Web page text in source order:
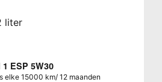
liter
1 ESP 5W30
elke 15000 km/ 12 maanden